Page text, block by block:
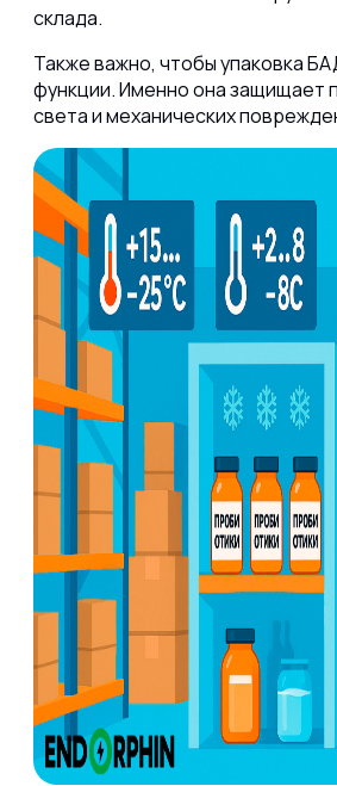
склада.
Также важно, чтобы упаковка
функции. Именно она защищает
света и механических